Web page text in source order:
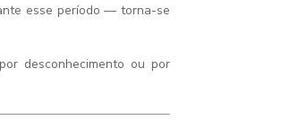
esse período — torna-se
desconhecimento ou por